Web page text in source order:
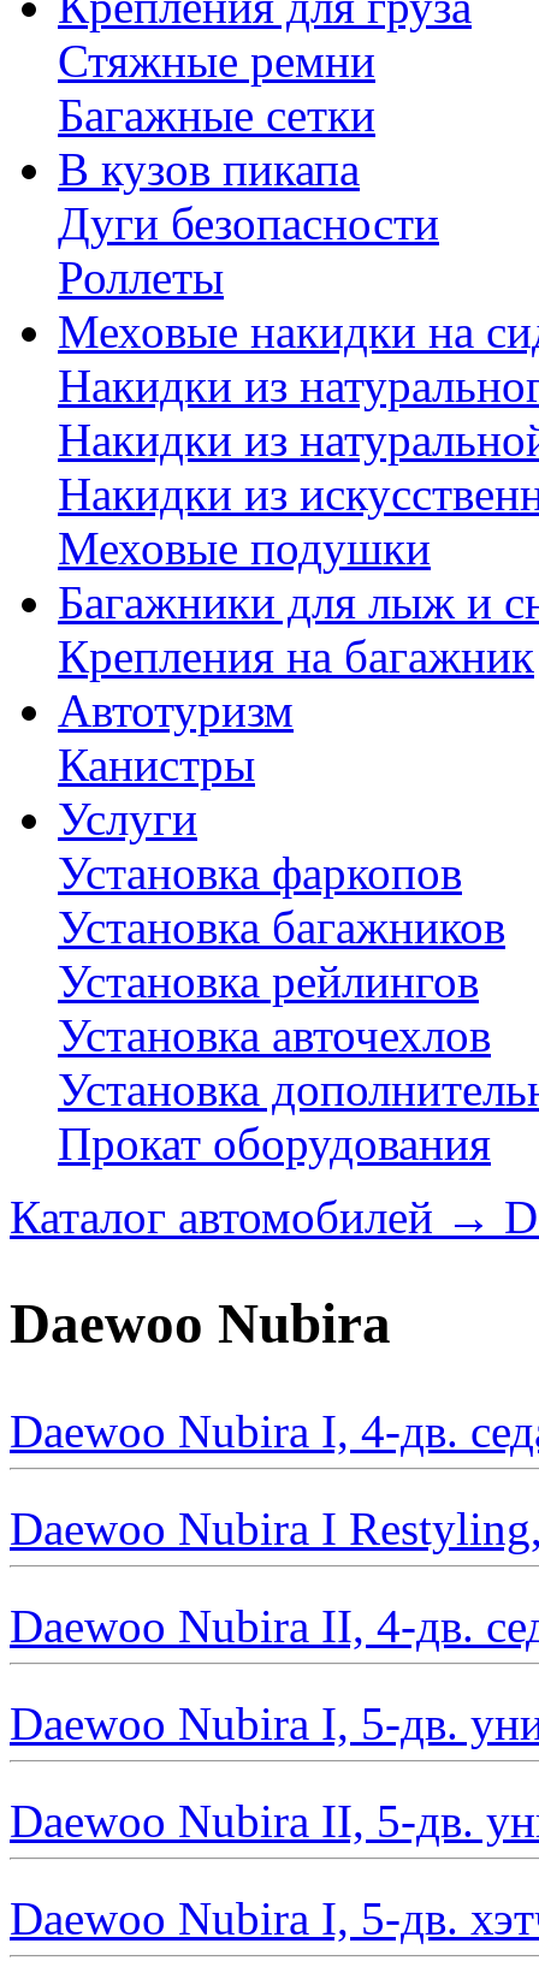
Стяжные ремни
Багажные сетки
В кузов пикапа
Дуги безопасности
Роллеты
Меховые накидки на
Накидки из
Накидки из
Накидки из
Меховые подушки
Багажники для лыж и
Крепления на багажник
Автотуризм
Канистры
Услуги
Установка фаркопов
Установка багажников
Установка рейлингов
Установка авточехлов
Установка
Прокат оборудования
Каталог автомобилей →
Daewoo Nubira
Daewoo Nubira I, 4-дв.
Daewoo Nubira I
Daewoo Nubira II, 4-дв.
Daewoo Nubira I, 5-дв.
Daewoo Nubira II, 5-дв.
Daewoo Nubira I, 5-дв.